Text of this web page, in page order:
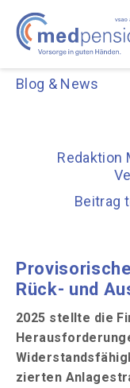
Blog & News
Redaktion
Beitrag
Rück- und
2025 stellte die
zierten